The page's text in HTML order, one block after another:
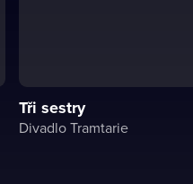
Tři sestry
Divadlo Tramtarie